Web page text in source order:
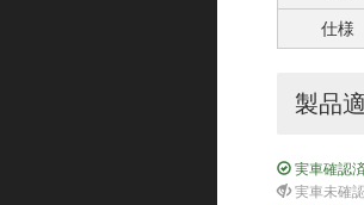
仕様
製品
実車確認
実車未確